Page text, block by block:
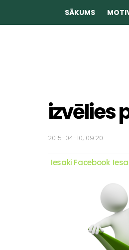
SĀKUMS
izvēlies
2015-04-10, 09:20
Iesaki Facebook